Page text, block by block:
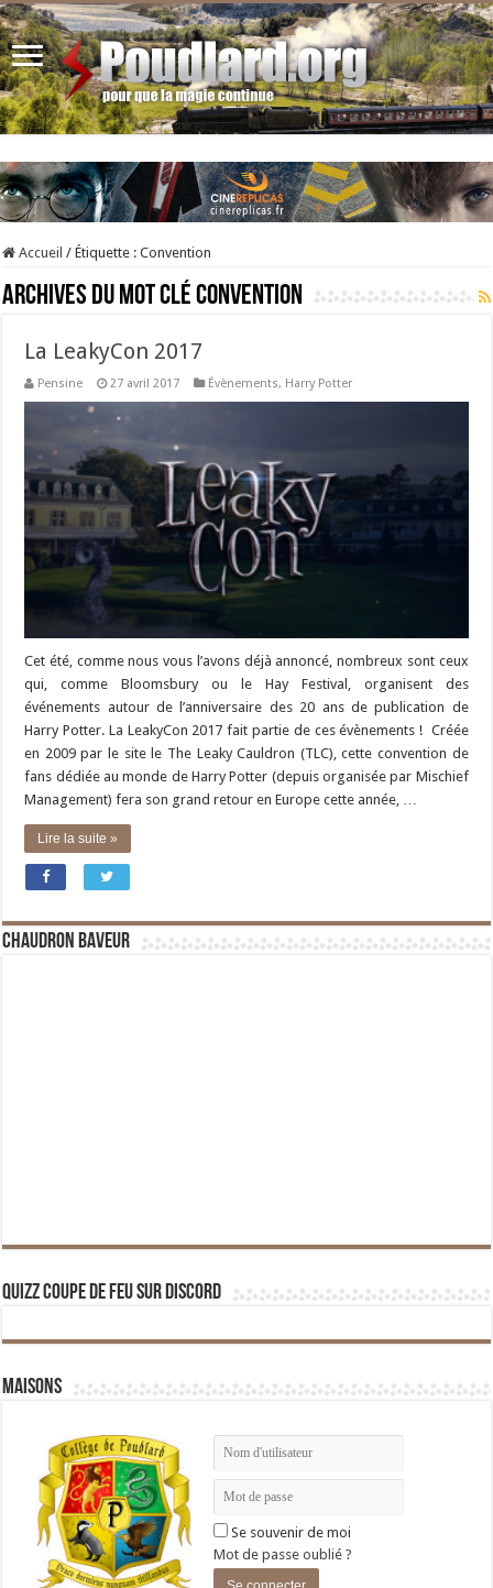
Accueil / Étiquette :Convention
Archives du mot cléConvention
La LeakyCon 2017
Pensine 27 avril 2017 Évènements, Harry Potter
Cet été, comme nous vous l’avons déjà annoncé, nombreux sont ceux
qui, comme Bloomsbury ou le Hay Festival, organisent des
événements autour de l’anniversaire des 20 ans de publication de
Harry Potter. La LeakyCon 2017 fait partie de ces évènements ! Créée
en 2009 par le site le The Leaky Cauldron (TLC), cette convention de
fans dédiée au monde de Harry Potter (depuis organisée par Mischief
Management) fera son grand retour en Europe cette année, …
Lire la suite »
Chaudron Baveur
Quizz Coupe de Feu sur Discord
Maisons
Se souvenir de moi
Mot de passe oublié ?